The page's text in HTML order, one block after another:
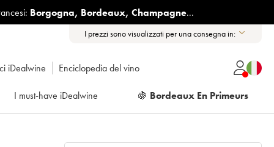
Borgogna, Bordeaux, Champagne...
I prezzi sono visualizzati per una consegna in:
iDealwine Enciclopedia del vino
I must-have iDealwine 🍇 Bordeaux En Primeurs